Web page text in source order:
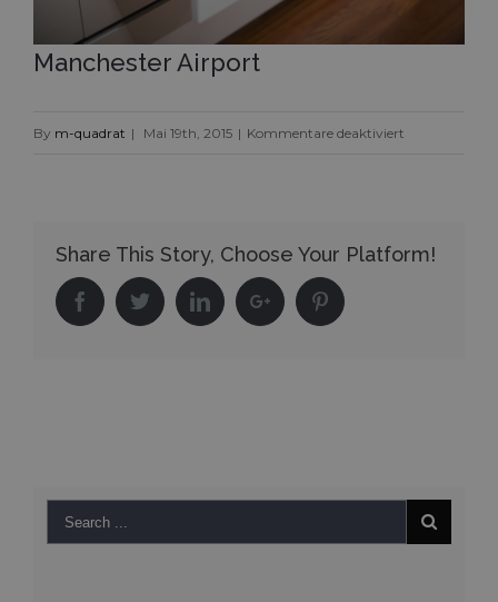
Manchester Airport
By m-quadrat | Mai 19th, 2015 | Kommentare deaktiviert
Share This Story, Choose Your Platform!
FacebookTwitterLinkedinGoogle+ Pinterest